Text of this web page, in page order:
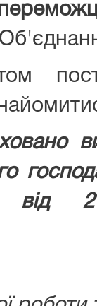
від